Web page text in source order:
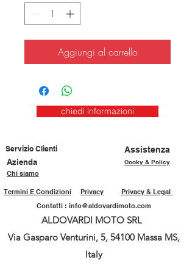
Aggiungi al carrello
chiedi informazioni
Servizio Clienti
Assistenza
Azienda
Cooky & Policy
Chi siamo
Privacy & Legal
Privacy
Termini E Condizioni
Contatti : info@aldovardimoto.com
ALDOVARDI MOTO SRL
Via Gasparo Venturini, 5, 54100 Massa MS,
Italy